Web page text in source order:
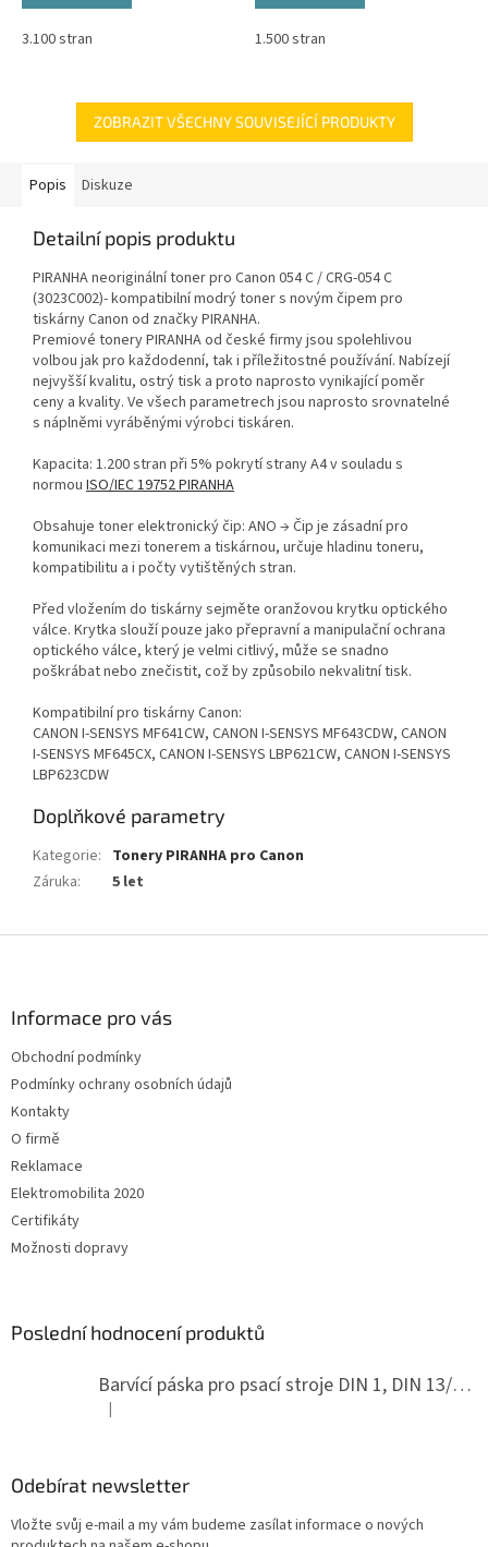
3.100 stran 1.500 stran
ZOBRAZIT VŠECHNY SOUVISEJÍCÍ PRODUKTY
Popis Diskuze
Detailní popis produktu
PIRANHA neoriginální toner pro Canon 054 C / CRG-054 C
(3023C002)- kompatibilní modrý toner s novým čipem pro
tiskárny Canon od značky PIRANHA.
Premiové tonery PIRANHA od české firmy jsou spolehlivou
volbou jak pro každodenní, tak i příležitostné používání. Nabízejí
nejvyšší kvalitu, ostrý tisk a proto naprosto vynikající poměr
ceny a kvality. Ve všech parametrech jsou naprosto srovnatelné
s náplněmi vyráběnými výrobci tiskáren.
Kapacita: 1.200 stran při 5% pokrytí strany A4 v souladu s
normou ISO/IEC 19752 PIRANHA
Obsahuje toner elektronický čip: ANO → Čip je zásadní pro
komunikaci mezi tonerem a tiskárnou, určuje hladinu toneru,
kompatibilitu a i počty vytištěných stran.
Před vložením do tiskárny sejměte oranžovou krytku optického
válce. Krytka slouží pouze jako přepravní a manipulační ochrana
optického válce, který je velmi citlivý, může se snadno
poškrábat nebo znečistit, což by způsobilo nekvalitní tisk.
Kompatibilní pro tiskárny Canon:
CANON I-SENSYS MF641CW, CANON I-SENSYS MF643CDW, CANON
I-SENSYS MF645CX, CANON I-SENSYS LBP621CW, CANON I-SENSYS
LBP623CDW
Doplňkové parametry
Kategorie: Tonery PIRANHA pro Canon
Záruka: 5 let
Informace pro vás
Obchodní podmínky
Podmínky ochrany osobních údajů
Kontakty
O firmě
Reklamace
Elektromobilita 2020
Certifikáty
Možnosti dopravy
Poslední hodnocení produktů
Barvící páska pro psací stroje DIN 1, DIN 13/10, LAND, PA červenočerná
Hodnocení produktu je 5 z 5 hvězdiček.
|
Odebírat newsletter
Vložte svůj e-mail a my vám budeme zasílat informace o nových